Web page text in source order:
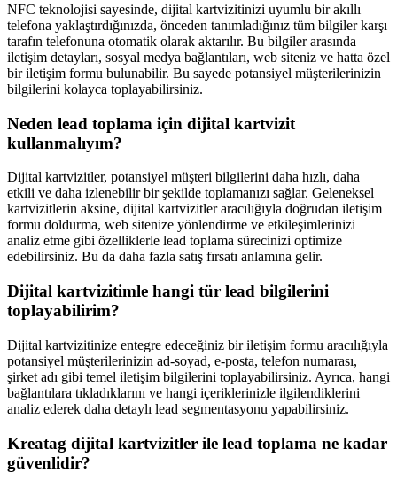
NFC teknolojisi sayesinde, dijital kartvizitinizi uyumlu bir akıllı
telefona yaklaştırdığınızda, önceden tanımladığınız tüm bilgiler karşı
tarafın telefonuna otomatik olarak aktarılır. Bu bilgiler arasında
iletişim detayları, sosyal medya bağlantıları, web siteniz ve hatta özel
bir iletişim formu bulunabilir. Bu sayede potansiyel müşterilerinizin
bilgilerini kolayca toplayabilirsiniz.
Neden lead toplama için dijital kartvizit
kullanmalıyım?
Dijital kartvizitler, potansiyel müşteri bilgilerini daha hızlı, daha
etkili ve daha izlenebilir bir şekilde toplamanızı sağlar. Geleneksel
kartvizitlerin aksine, dijital kartvizitler aracılığıyla doğrudan iletişim
formu doldurma, web sitenize yönlendirme ve etkileşimlerinizi
analiz etme gibi özelliklerle lead toplama sürecinizi optimize
edebilirsiniz. Bu da daha fazla satış fırsatı anlamına gelir.
Dijital kartvizitimle hangi tür lead bilgilerini
toplayabilirim?
Dijital kartvizitinize entegre edeceğiniz bir iletişim formu aracılığıyla
potansiyel müşterilerinizin ad-soyad, e-posta, telefon numarası,
şirket adı gibi temel iletişim bilgilerini toplayabilirsiniz. Ayrıca, hangi
bağlantılara tıkladıklarını ve hangi içeriklerinizle ilgilendiklerini
analiz ederek daha detaylı lead segmentasyonu yapabilirsiniz.
Kreatag dijital kartvizitler ile lead toplama ne kadar
güvenlidir?